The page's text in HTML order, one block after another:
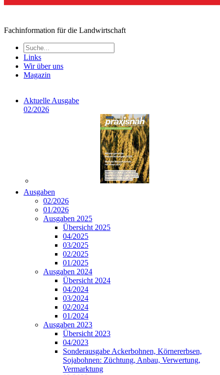
Fachinformation für die Landwirtschaft
Links
Wir über uns
Magazin
Aktuelle Ausgabe
02/2026
Ausgaben
02/2026
01/2026
Ausgaben 2025
Übersicht 2025
04/2025
03/2025
02/2025
01/2025
Ausgaben 2024
Übersicht 2024
04/2024
03/2024
02/2024
01/2024
Ausgaben 2023
Übersicht 2023
04/2023
Sonderausgabe Ackerbohnen, Körnererbsen,
Sojabohnen: Züchtung, Anbau, Verwertung,
Vermarktung